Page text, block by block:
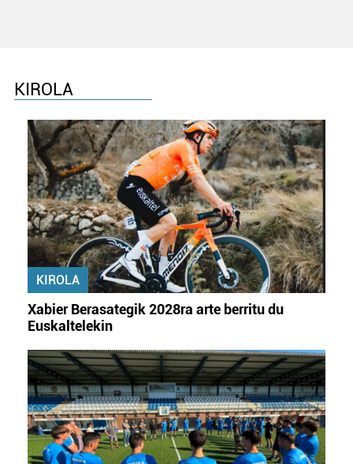
KIROLA
KIROLA
Xabier Berasategik 2028ra arte berritu du
Euskaltelekin